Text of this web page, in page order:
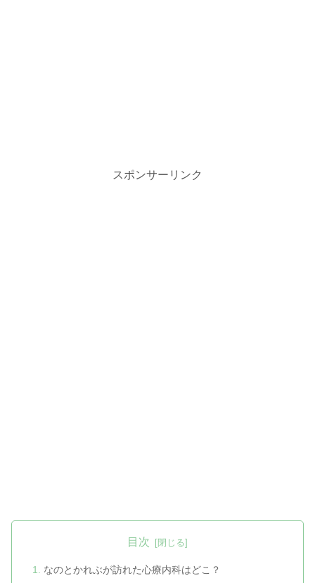
スポンサーリンク
目次
なのとかれぶが訪れた心療内科はどこ？